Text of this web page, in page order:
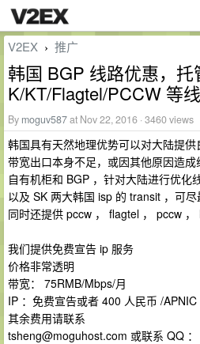
V2EX › 推广
韩国 BGP 线路优惠，
K/KT/Flagtel/PCCW 等
By moguv587at Nov 22, 2016 · 3460 views
韩国具有天然地理优势可以对大陆提
带宽出口本身不足，或因其他原因造
自有机柜和 BGP ，针对大陆进行优化
以及 SK 两大韩国 isp 的 transit ，可尽
同时还提供 pccw ， flagtel ， pccw
我们提供免费宣告 ip 服务
价格非常透明
带宽： 75RMB/Mbps/月
IP ：免费宣告或者 400 人民币 /APNIC
其余费用请联系
tsheng@moguhost.com 或联系 QQ